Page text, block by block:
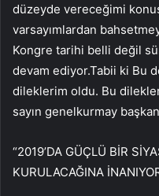
düzeyde vereceğimi
varsayımlardan
Kongre tarihi belli değil
devam ediyor.Tabii ki Bu
dileklerim oldu. Bu
sayın genelkurmay
“2019’DA GÜÇLÜ BİR
KURULACAĞINA